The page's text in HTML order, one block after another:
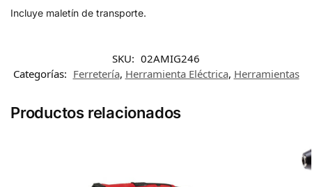
Incluye maletín de transporte.
SKU: 02AMIG246
Categorías: Ferretería, Herramienta Eléctrica, Herramientas
Productos relacionados